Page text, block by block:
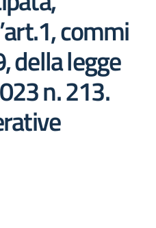
commi
della legge
n. 213.